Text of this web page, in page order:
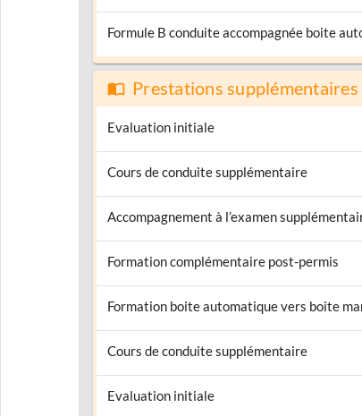
Formule B conduite accompagnée boite
Prestations supplémentaires
Evaluation initiale
Cours de conduite supplémentaire
Accompagnement à l’examen
Formation complémentaire post-permis
Formation boite automatique vers boite
Cours de conduite supplémentaire
Evaluation initiale